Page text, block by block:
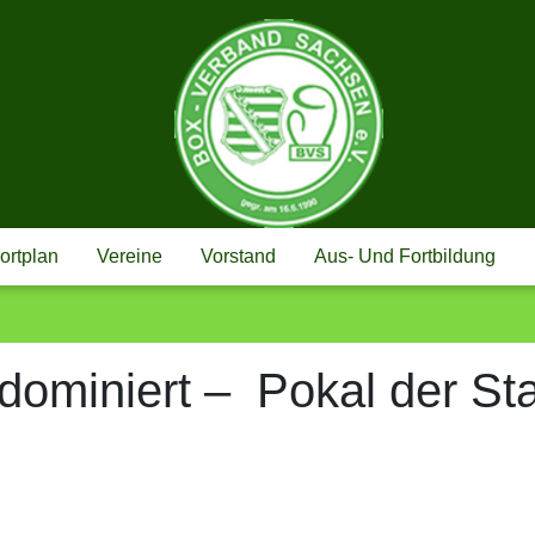
BOX-
Vereine Vorstand Aus- Und Fortbildung
– Pokal der